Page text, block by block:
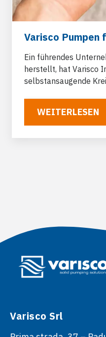
Varisco Pumpen
Ein führendes
herstellt, hat Varisco
selbstansaugende
WEITERLESEN
Varisco Srl